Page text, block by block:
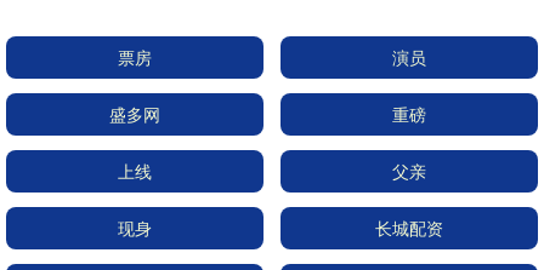
票房 演员
盛多网 重磅
上线 父亲
现身 长城配资